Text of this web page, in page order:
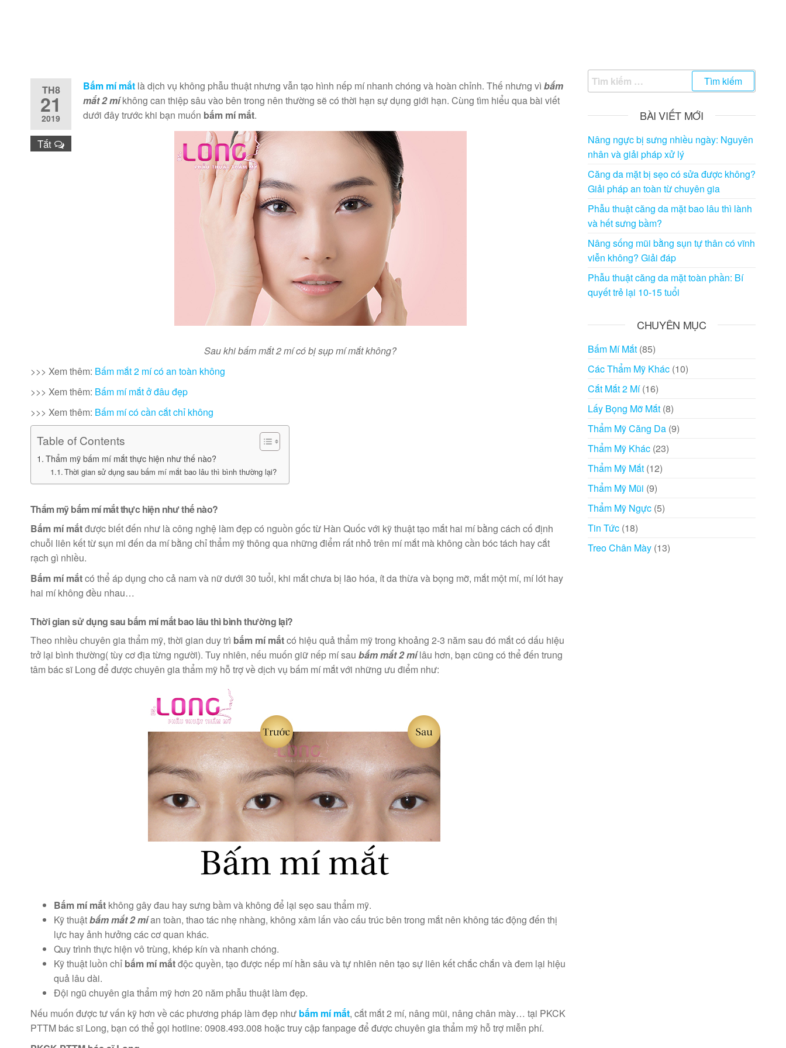
TH8
21
2019
Tắt
Bấm mí mắt là dịch vụ không phẫu thuật nhưng vẫn tạo hình nếp mí nhanh chóng và hoàn chỉnh. Thế nhưng vì bấm
mắt 2 míkhông can thiệp sâu vào bên trong nên thường sẽ có thời hạn sự dụng giới hạn. Cùng tìm hiểu qua bài viết
dưới đây trước khi bạn muốn bấm mí mắt.
Sau khi bấm mắt 2 mí có bị sụp mí mắt không?
>>> Xem thêm: Bấm mắt 2 mí có an toàn không
>>> Xem thêm: Bấm mí mắt ở đâu đẹp
>>> Xem thêm: Bấm mí có cần cắt chỉ không
Table of Contents
Thẩm mỹ bấm mí mắt thực hiện như thế nào?
Thời gian sử dụng sau bấm mí mắt bao lâu thì bình thường lại?
Thẩm mỹ bấm mí mắt thực hiện như thế nào?
Bấm mí mắtđược biết đến như là công nghệ làm đẹp có nguồn gốc từ Hàn Quốc với kỹ thuật tạo mắt hai mí bằng cách cố định
chuỗi liên kết từ sụn mi đến da mí bằng chỉ thẩm mỹ thông qua những điểm rất nhỏ trên mí mắt mà không cần bóc tách hay cắt
rạch gì nhiều.
Bấm mí mắtcó thể áp dụng cho cả nam và nữ dưới 30 tuổi, khi mắt chưa bị lão hóa, ít da thừa và bọng mỡ, mắt một mí, mí lót hay
hai mí không đều nhau…
Thời gian sử dụng sau bấm mí mắt bao lâu thì bình thường lại?
Theo nhiều chuyên gia thẩm mỹ, thời gian duy trì bấm mí mắtcó hiệu quả thẩm mỹ trong khoảng 2-3 năm sau đó mắt có dấu hiệu
trở lại bình thường( tùy cơ địa từng người). Tuy nhiên, nếu muốn giữ nếp mí sau bấm mắt 2 mílâu hơn, bạn cũng có thể đến trung
tâm bác sĩ Long để được chuyên gia thẩm mỹ hỗ trợ về dịch vụ bấm mí mắt với những ưu điểm như:
Bấm mí mắt không gây đau hay sưng bầm và không để lại sẹo sau thẩm mỹ.
Kỹ thuậtbấm mắt 2 mían toàn, thao tác nhẹ nhàng, không xâm lấn vào cấu trúc bên trong mắt nên không tác động đến thị
lực hay ảnh hưởng các cơ quan khác.
Quy trình thực hiện vô trùng, khép kín và nhanh chóng.
Kỹ thuật luồn chỉ bấm mí mắtđộc quyền, tạo được nếp mí hằn sâu và tự nhiên nên tạo sự liên kết chắc chắn và đem lại hiệu
quả lâu dài.
Đội ngũ chuyên gia thẩm mỹ hơn 20 năm phẫu thuật làm đẹp.
Nếu muốn được tư vấn kỹ hơn về các phương pháp làm đẹp như bấm mí mắt, cắt mắt 2 mí, nâng mũi, nâng chân mày… tại PKCK
PTTM bác sĩ Long, bạn có thể gọi hotline: 0908.493.008 hoặc truy cập fanpage để được chuyên gia thẩm mỹ hỗ trợ miễn phí.
Tìm
kiếm
BÀI VIẾT MỚI
Nâng ngực bị sưng nhiều ngày: Nguyên
nhân và giải pháp xử lý
Căng da mặt bị sẹo có sửa được không?
Giải pháp an toàn từ chuyên gia
Phẫu thuật căng da mặt bao lâu thì lành
và hết sưng bầm?
Nâng sống mũi bằng sụn tự thân có vĩnh
viễn không? Giải đáp
Phẫu thuật căng da mặt toàn phần: Bí
quyết trẻ lại 10-15 tuổi
CHUYÊN MỤC
Bấm Mí Mắt(85)
Các Thẩm Mỹ Khác(10)
Cắt Mắt 2 Mí(16)
Lấy Bọng Mỡ Mắt(8)
Thẩm Mỹ Căng Da(9)
Thẩm Mỹ Khác(23)
Thẩm Mỹ Mắt(12)
Thẩm Mỹ Mũi (9)
Thẩm Mỹ Ngực(5)
Tin Tức(18)
Treo Chân Mày(13)